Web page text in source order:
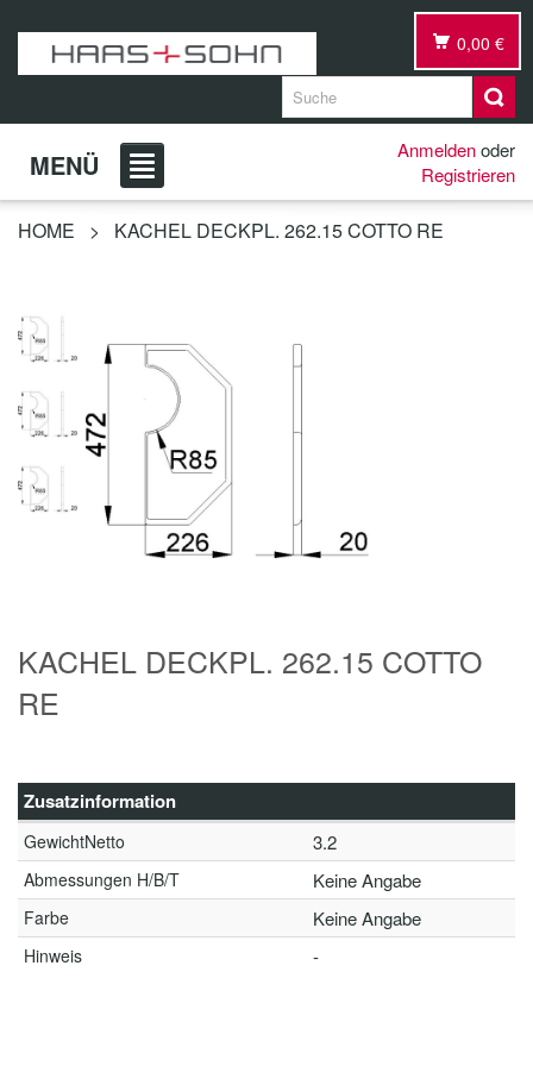
0,00 €
MENÜ Anmeldenoder
Registrieren
HOME > KACHEL DECKPL. 262.15 COTTO RE
KACHEL DECKPL. 262.15 COTTO
RE
Zusatzinformation
GewichtNetto 3.2
Abmessungen H/B/T Keine Angabe
Farbe Keine Angabe
Hinweis -